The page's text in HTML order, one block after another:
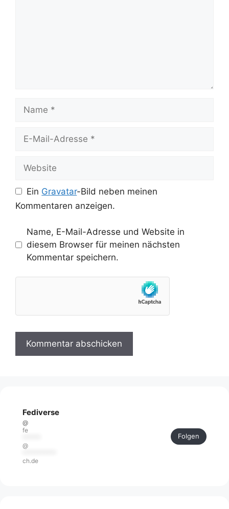
Name
Website
Ein Gravatar-Bild neben meinen
Kommentaren anzeigen.
Name, E-Mail-Adresse und Website in
diesem Browser für meinen nächsten
Kommentar speichern.
Fediverse
@
fe
@
ch.de
Folgen